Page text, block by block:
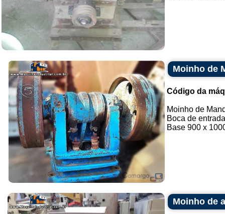
Moinho de
Código da
Moinho de
Boca de
Base 900 x
Moinho de